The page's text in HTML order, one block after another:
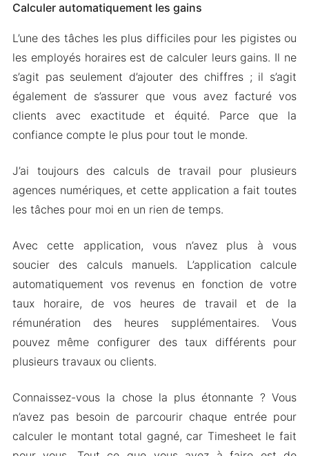
Calculer automatiquement les gains
L’une des tâches les plus difficiles pour les pigistes ou
les employés horaires est de calculer leurs gains. Il ne
s’agit pas seulement d’ajouter des chiffres ; il s’agit
également de s’assurer que vous avez facturé vos
clients avec exactitude et équité. Parce que la
confiance compte le plus pour tout le monde.
J’ai toujours des calculs de travail pour plusieurs
agences numériques, et cette application a fait toutes
les tâches pour moi en un rien de temps.
Avec cette application, vous n’avez plus à vous
soucier des calculs manuels. L’application calcule
automatiquement vos revenus en fonction de votre
taux horaire, de vos heures de travail et de la
rémunération des heures supplémentaires. Vous
pouvez même configurer des taux différents pour
plusieurs travaux ou clients.
Connaissez-vous la chose la plus étonnante ? Vous
n’avez pas besoin de parcourir chaque entrée pour
calculer le montant total gagné, car Timesheet le fait